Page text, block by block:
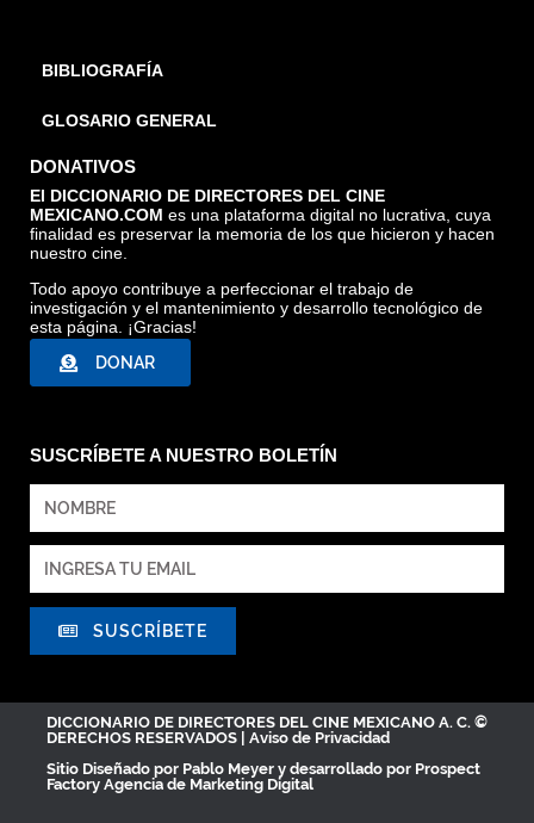
BIBLIOGRAFÍA
GLOSARIO GENERAL
DONATIVOS
El DICCIONARIO DE DIRECTORES DEL CINE
MEXICANO.COM es una plataforma digital no lucrativa, cuya
finalidad es preservar la memoria de los que hicieron y hacen
nuestro cine.
Todo apoyo contribuye a perfeccionar el trabajo de
investigación y el mantenimiento y desarrollo tecnológico de
esta página. ¡Gracias!
DONAR
SUSCRÍBETE A NUESTRO BOLETÍN
SUSCRÍBETE
DICCIONARIO DE DIRECTORES DEL CINE MEXICANO A. C. ©
DERECHOS RESERVADOS | Aviso de Privacidad
Sitio Diseñado por Pablo Meyer y desarrollado por Prospect
Factory Agencia de Marketing Digital